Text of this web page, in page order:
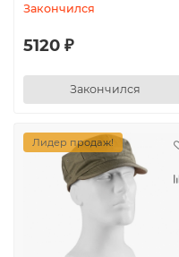
Закончился
5120 ₽
Закончился
Лидер продаж!